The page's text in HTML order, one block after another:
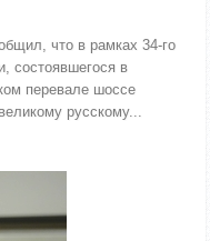
что в рамках 34-го
состоявшегося в
перевале шоссе
русскому...